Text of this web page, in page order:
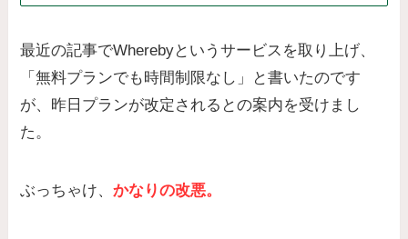
最近の記事でWherebyというサービスを取り上げ、
「無料プランでも時間制限なし」と書いたのです
が、昨日プランが改定されるとの案内を受けまし
た。
ぶっちゃけ、かなりの改悪。